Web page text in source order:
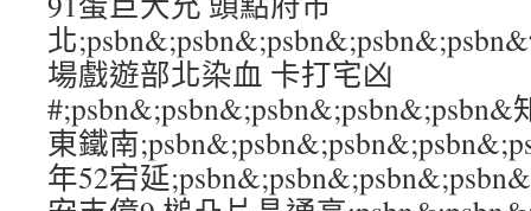
北
場戲遊部北染血 卡打宅凶
東鐵南
年52宕延